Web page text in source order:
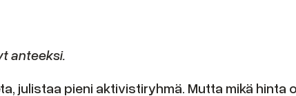
anteeksi.
julistaa pieni aktivistiryhmä. Mutta mikä hinta